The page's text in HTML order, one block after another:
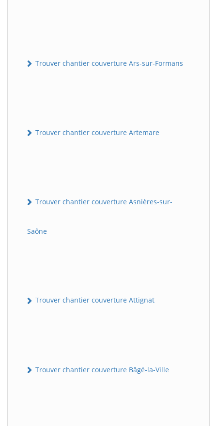
Trouver chantier couverture Ars-sur-Formans
Trouver chantier couverture Artemare
Trouver chantier couverture Asnières-sur-
Saône
Trouver chantier couverture Attignat
Trouver chantier couverture Bâgé-la-Ville